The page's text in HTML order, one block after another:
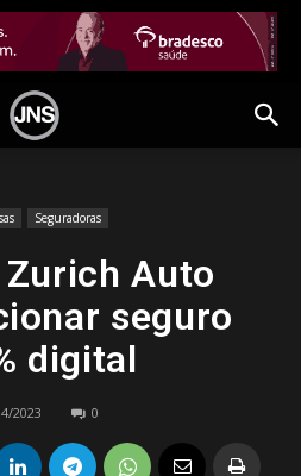
Seguradoras
Auto
seguro
digital
2023 0